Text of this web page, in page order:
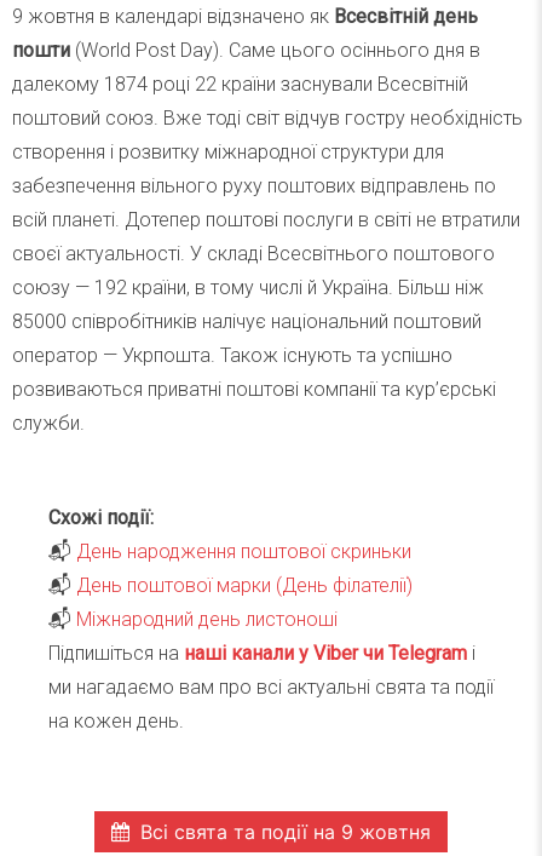
9 жовтня в календарі відзначено як Всесвітній день
пошти (World Post Day). Саме цього осіннього дня в
далекому 1874 році 22 країни заснували Всесвітній
поштовий союз. Вже тоді світ відчув гостру необхідність
створення і розвитку міжнародної структури для
забезпечення вільного руху поштових відправлень по
всій планеті. Дотепер поштові послуги в світі не втратили
своєї актуальності. У складі Всесвітнього поштового
союзу — 192 країни, в тому числі й Україна. Більш ніж
85000 співробітників налічує національний поштовий
оператор — Укрпошта. Також існують та успішно
розвиваються приватні поштові компанії та кур’єрські
служби.
Схожі події:
📬 День народження поштової скриньки
📬 День поштової марки (День філателії)
📬 Міжнародний день листоноші
Підпишіться на наші канали у Viber чи Telegram і
ми нагадаємо вам про всі актуальні свята та події
на кожен день.
Всі свята та події на 9 жовтня